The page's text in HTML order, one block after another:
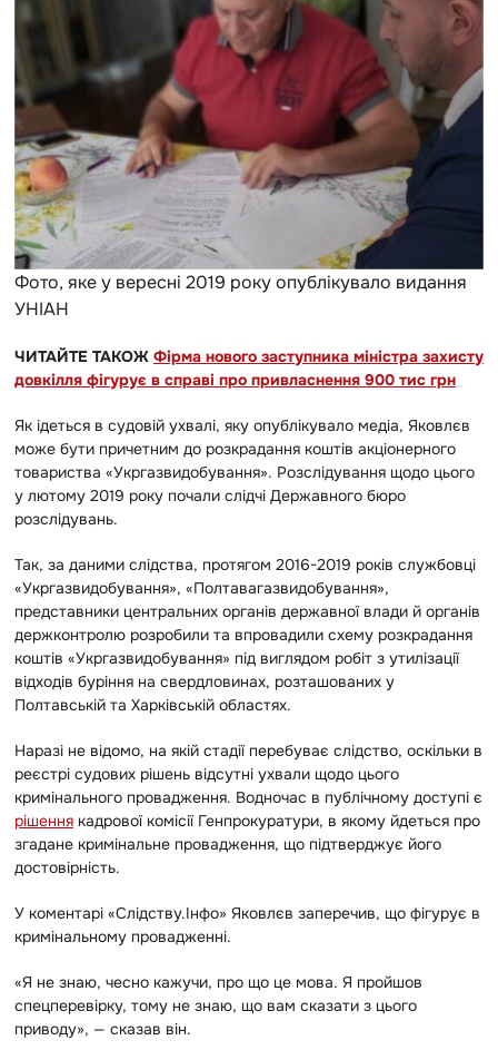
Фото, яке у вересні 2019 року опублікувало видання
УНІАН
ЧИТАЙТЕ ТАКОЖ Фірма нового заступника міністра захисту
довкілля фігурує в справі про привласнення 900 тис грн
Як ідеться в судовій ухвалі, яку опублікувало медіа, Яковлєв
може бути причетним до розкрадання коштів акціонерного
товариства «Укргазвидобування». Розслідування щодо цього
у лютому 2019 року почали слідчі Державного бюро
розслідувань.
Так, за даними слідства, протягом 2016-2019 років службовці
«Укргазвидобування», «Полтавагазвидобування»,
представники центральних органів державної влади й органів
держконтролю розробили та впровадили схему розкрадання
коштів «Укргазвидобування» під виглядом робіт з утилізації
відходів буріння на свердловинах, розташованих у
Полтавській та Харківській областях.
Наразі не відомо, на якій стадії перебуває слідство, оскільки в
реєстрі судових рішень відсутні ухвали щодо цього
кримінального провадження. Водночас в публічному доступі є
рішення кадрової комісії Генпрокуратури, в якому йдеться про
згадане кримінальне провадження, що підтверджує його
достовірність.
У коментарі «Слідству.Інфо» Яковлєв заперечив, що фігурує в
кримінальному провадженні.
«Я не знаю, чесно кажучи, про що це мова. Я пройшов
спецперевірку, тому не знаю, що вам сказати з цього
приводу», — сказав він.